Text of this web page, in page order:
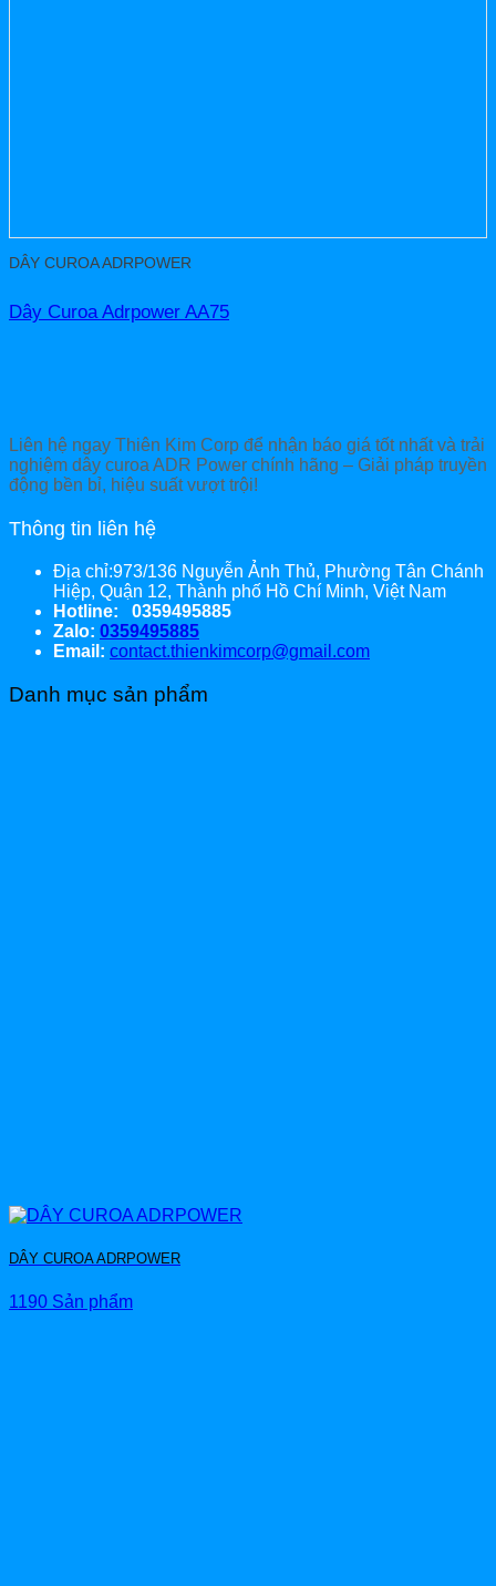
DÂY CUROA ADRPOWER
Dây Curoa Adrpower AA75
Liên hệ ngay Thiên Kim Corp để nhận báo giá tốt nhất và trải
nghiệm dây curoa ADR Power chính hãng – Giải pháp truyền
động bền bỉ, hiệu suất vượt trội!
Thông tin liên hệ
Địa chỉ:973/136 Nguyễn Ảnh Thủ, Phường Tân Chánh
Hiệp, Quận 12, Thành phố Hồ Chí Minh, Việt Nam
Hotline: 0359495885
Zalo: 0359495885
Email: contact.thienkimcorp@gmail.com
Danh mục sản phẩm
DÂY CUROA ADRPOWER
1190 Sản phẩm